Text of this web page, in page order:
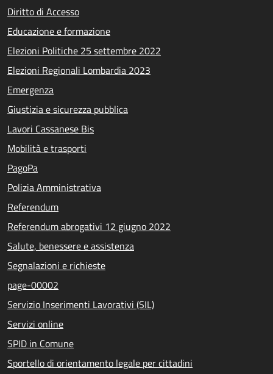
Diritto di Accesso
Educazione e formazione
Elezioni Politiche 25 settembre 2022
Elezioni Regionali Lombardia 2023
Emergenza
Giustizia e sicurezza pubblica
Lavori Cassanese Bis
Mobilità e trasporti
PagoPa
Polizia Amministrativa
Referendum
Referendum abrogativi 12 giugno 2022
Salute, benessere e assistenza
Segnalazioni e richieste
page-00002
Servizio Inserimenti Lavorativi (SIL)
Servizi online
SPID in Comune
Sportello di orientamento legale per cittadini